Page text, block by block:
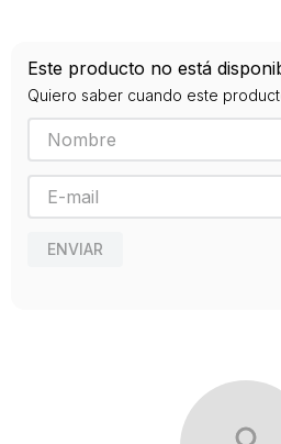
0
Este producto no está
Quiero saber cuando este
ENVIAR